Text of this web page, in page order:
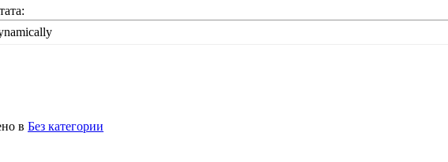
в Без категории